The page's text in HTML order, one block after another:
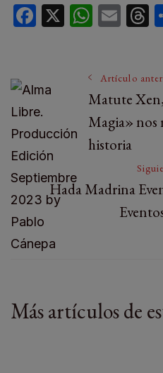
Facebook
X
Artículo
Matute
Magia» nos
historia
Hada Madrina
Más artículos de